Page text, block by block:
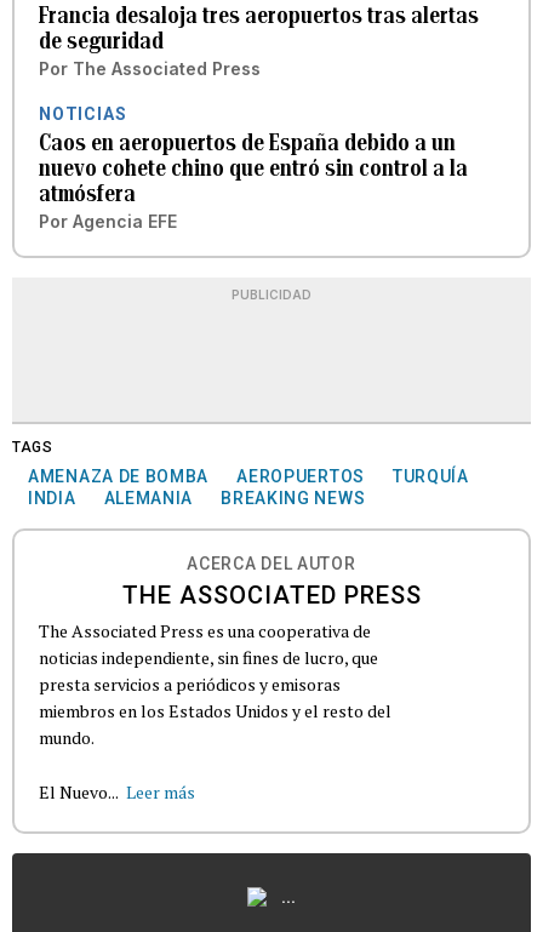
Francia desaloja tres aeropuertos tras alertas
de seguridad
Por The Associated Press
NOTICIAS
Caos en aeropuertos de España debido a un
nuevo cohete chino que entró sin control a la
atmósfera
Por Agencia EFE
PUBLICIDAD
TAGS
AMENAZA DE BOMBA AEROPUERTOS
TURQUÍA
INDIA
ALEMANIA BREAKING NEWS
ACERCA DEL AUTOR
THE ASSOCIATED PRESS
The Associated Press es una cooperativa de
noticias independiente, sin fines de lucro, que
presta servicios a periódicos y emisoras
miembros en los Estados Unidos y el resto del
mundo.
El Nuevo... Leer más
...